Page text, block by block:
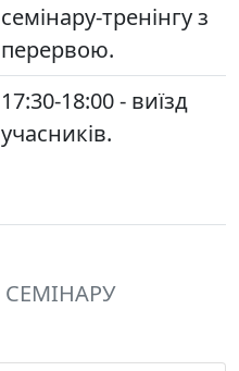
семінару-тренінгу з
перервою.
17:30-18:00 - виїзд
учасників.